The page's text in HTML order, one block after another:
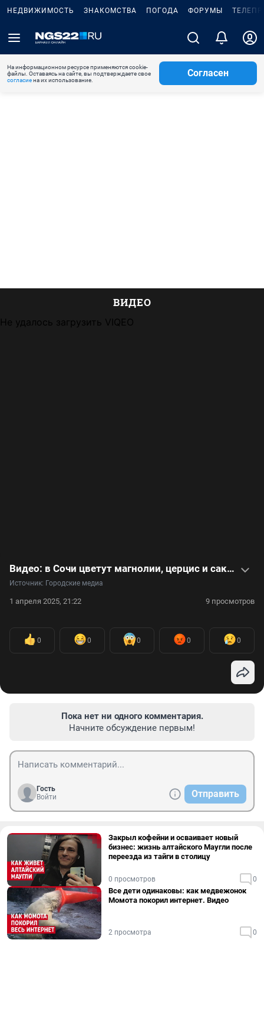
НЕДВИЖИМОСТЬ ЗНАКОМСТВА ПОГОДА ФОРУМЫ
На информационном ресурсе применяются cookie-
файлы. Оставаясь на сайте, вы подтверждаете свое
согласиена их использование.
Согласен
ВИДЕО
Не удалось загрузить VIQEO
Видео: в Сочи цветут магнолии, церцис и сакура
Источник: Городские медиа
1 апреля 2025, 21:22 9 просмотров
0 0 0 0 0
Пока нет ни одного комментария.
Начните обсуждение первым!
Гость
Войти
Отправить
Закрыл кофейни и осваивает новый
бизнес: жизнь алтайского Маугли после
переезда из тайги в столицу
0 просмотров 0
Все дети одинаковы: как медвежонок
Момота покорил интернет. Видео
2 просмотра 0